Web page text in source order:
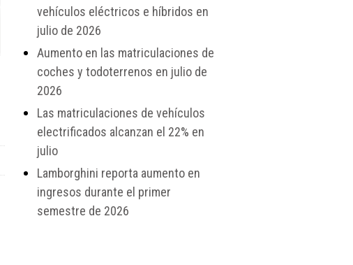
vehículos eléctricos e híbridos en
julio de 2026
Aumento en las matriculaciones de
coches y todoterrenos en julio de
2026
Las matriculaciones de vehículos
electrificados alcanzan el 22% en
julio
Lamborghini reporta aumento en
ingresos durante el primer
semestre de 2026